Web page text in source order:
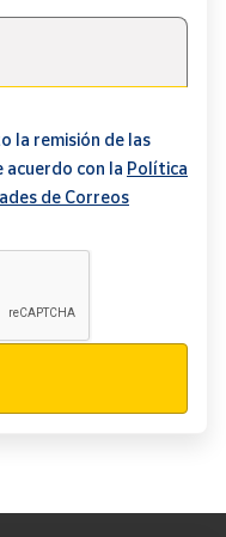
la remisión de las
acuerdo con la Política
de Correos